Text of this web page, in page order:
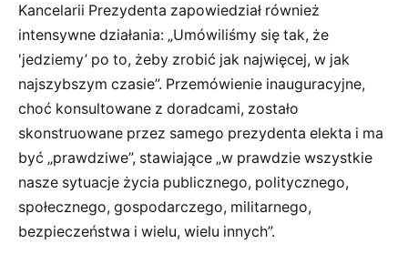
Kancelarii Prezydenta zapowiedział również
intensywne działania: „Umówiliśmy się tak, że
'jedziemy’ po to, żeby zrobić jak najwięcej, w jak
najszybszym czasie”. Przemówienie inauguracyjne,
choć konsultowane z doradcami, zostało
skonstruowane przez samego prezydenta elekta i ma
być „prawdziwe”, stawiające „w prawdzie wszystkie
nasze sytuacje życia publicznego, politycznego,
społecznego, gospodarczego, militarnego,
bezpieczeństwa i wielu, wielu innych”.